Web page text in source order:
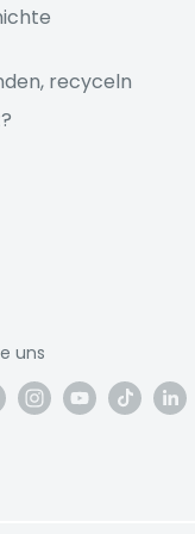
Schritte verfolgen,
Sie sich Ziele,
die Bestenlisten, um
täglich verwenden.
streamen Sie
recyceln
uns